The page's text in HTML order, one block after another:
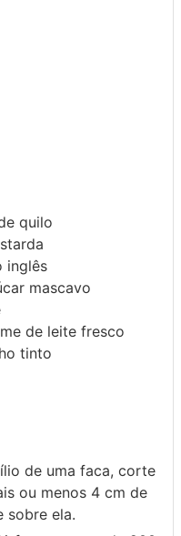
quilo
inglês
mascavo
de leite fresco
tinto
de uma faca, corte
ou menos 4 cm de
sobre ela.